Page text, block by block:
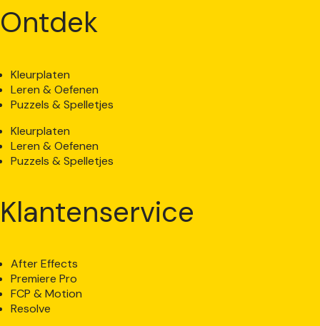
Ontdek
Kleurplaten
Leren & Oefenen
Puzzels & Spelletjes
Kleurplaten
Leren & Oefenen
Puzzels & Spelletjes
Klantenservice
After Effects
Premiere Pro
FCP & Motion
Resolve